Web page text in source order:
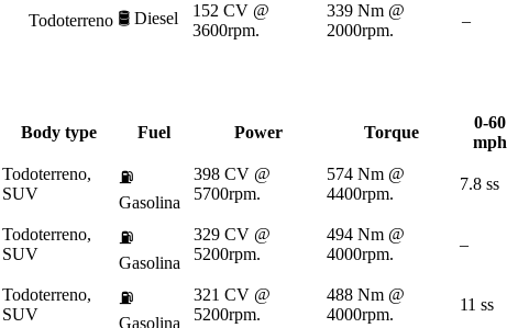
Todoterreno 🛢️ Diesel
152 CV @
3600rpm.
339 Nm @
2000rpm.
–
Body type Fuel Power Torque
0-60
mph
Todoterreno,
SUV
⛽
Gasolina
398 CV @
5700rpm.
574 Nm @
4400rpm.
7.8 ss
Todoterreno,
SUV
⛽
Gasolina
329 CV @
5200rpm.
494 Nm @
4000rpm.
–
Todoterreno,
SUV
⛽
Gasolina
321 CV @
5200rpm.
488 Nm @
4000rpm.
11 ss